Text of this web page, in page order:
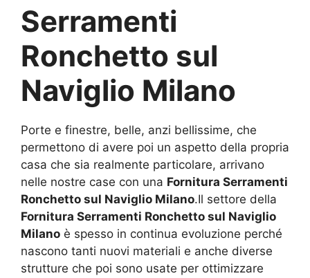
Serramenti
Ronchetto sul
Naviglio Milano
Porte e finestre, belle, anzi bellissime, che
permettono di avere poi un aspetto della propria
casa che sia realmente particolare, arrivano
nelle nostre case con una Fornitura Serramenti
Ronchetto sul Naviglio Milano.Il settore della
Fornitura Serramenti Ronchetto sul Naviglio
Milano è spesso in continua evoluzione perché
nascono tanti nuovi materiali e anche diverse
strutture che poi sono usate per ottimizzare